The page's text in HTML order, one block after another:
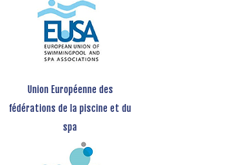
Union Européenne des
fédérations de la piscine et du
spa